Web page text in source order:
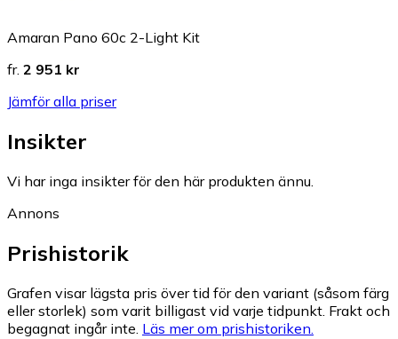
Amaran Pano 60c 2-Light Kit
fr. 2 951 kr
Jämför alla priser
Insikter
Vi har inga insikter för den här produkten ännu.
Annons
Prishistorik
Grafen visar lägsta pris över tid för den variant (såsom färg
eller storlek) som varit billigast vid varje tidpunkt. Frakt och
begagnat ingår inte. Läs mer om prishistoriken.